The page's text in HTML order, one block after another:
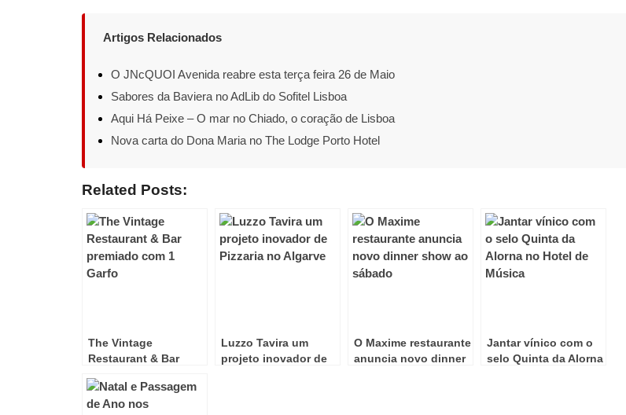
Artigos Relacionados
O JNcQUOI Avenida reabre esta terça feira 26 de Maio
Sabores da Baviera no AdLib do Sofitel Lisboa
Aqui Há Peixe – O mar no Chiado, o coração de Lisboa
Nova carta do Dona Maria no The Lodge Porto Hotel
Related Posts:
The Vintage
Restaurant & Bar
Garfo
Luzzo Tavira um
projeto inovador de
O Maxime restaurante
anuncia novo dinner
Jantar vínico com o
selo Quinta da Alorna